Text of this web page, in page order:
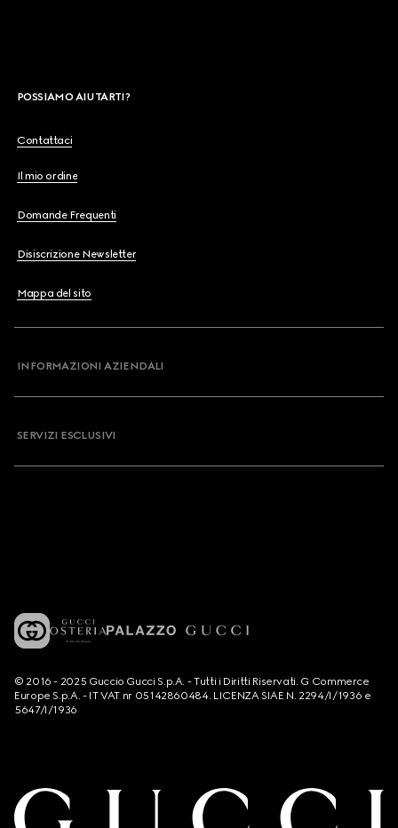
POSSIAMO AIUTARTI?
Contattaci
Il mio ordine
Domande Frequenti
Disiscrizione Newsletter
Mappa del sito
INFORMAZIONI AZIENDALI
SERVIZI ESCLUSIVI
© 2016 - 2025 Guccio Gucci S.p.A. - Tutti i Diritti Riservati. G Commerce
Europe S.p.A. - IT VAT nr 05142860484. LICENZA SIAE N. 2294/I/1936 e
5647/I/1936